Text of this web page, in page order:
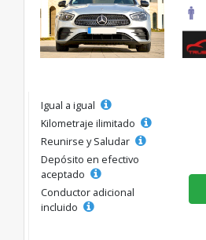
Igual a igual
Kilometraje ilimitado
Reunirse y Saludar
Depósito en efectivo
aceptado
Conductor adicional
incluido